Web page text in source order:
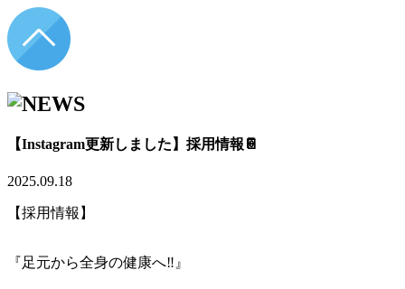
【Instagram更新しました】採用情報📔
2025.09.18
【採用情報】
『足元から全身の健康へ‼️』